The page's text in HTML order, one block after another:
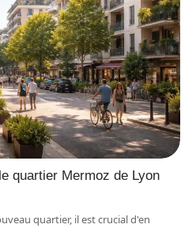
quartier Mermoz de Lyon
quartier, il est crucial d'en